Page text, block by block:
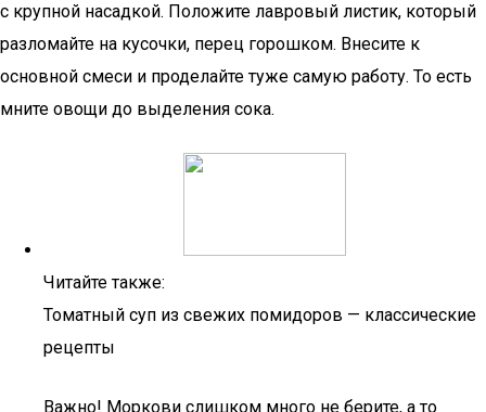
с крупной насадкой. Положите лавровый листик, который
разломайте на кусочки, перец горошком. Внесите к
основной смеси и проделайте туже самую работу. То есть
мните овощи до выделения сока.
Читайте также:
Томатный суп из свежих помидоров — классические
рецепты
Важно! Моркови слишком много не берите, а то